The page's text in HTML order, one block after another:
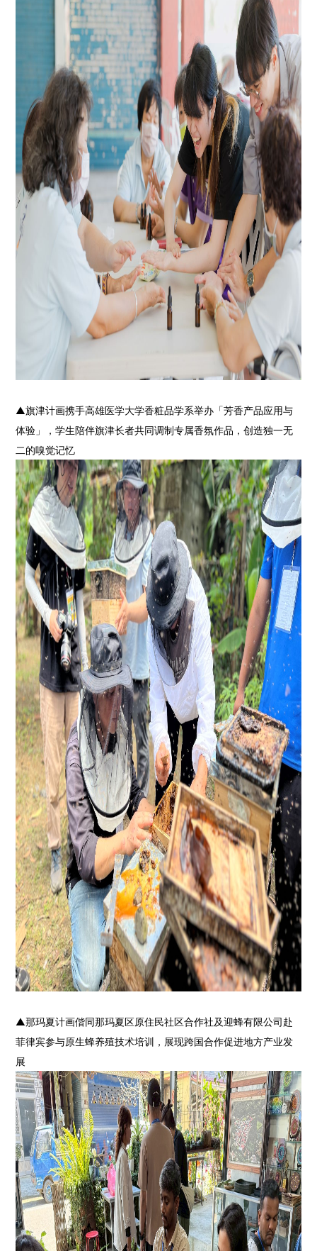
▲旗津计画携手高雄医学大学香粧品学系举办「芳香产品应用与
体验」，学生陪伴旗津长者共同调制专属香氛作品，创造独一无
二的嗅觉记忆
▲那玛夏计画偕同那玛夏区原住民社区合作社及迎蜂有限公司赴
菲律宾参与原生蜂养殖技术培训，展现跨国合作促进地方产业发
展